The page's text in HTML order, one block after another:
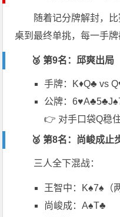
随着记分牌解封，
桌到最终单挑，每一手牌
🥉 第9名：邱爽出局
手牌：K♦Q♣ vs
公牌：
👉 对手口袋Q稳
🥈 第8名：尚峻成止
三人全下混战：
王智中：K♠7♠（
尚峻成：A♠T♣